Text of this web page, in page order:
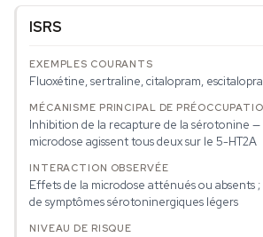
ISRS
Fluoxétine, sertraline, citalopram,
Inhibition de la recapture de la sérotonine —
microdose agissent tous deux sur le 5-HT2A
Effets de la microdose atténués ou absents
de symptômes sérotoninergiques légers